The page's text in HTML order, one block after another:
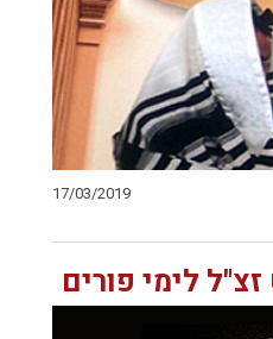
17/03/2019
לימי פורים